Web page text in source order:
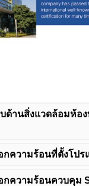
ด้านสิ่งแวดล้อมห้
ความร้อนที่ตั้งโปร
กความร้อนควบคุม